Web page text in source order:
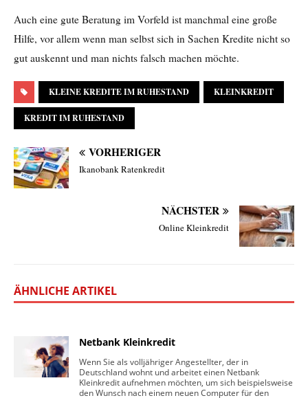
Auch eine gute Beratung im Vorfeld ist manchmal eine große
Hilfe, vor allem wenn man selbst sich in Sachen Kredite nicht so
gut auskennt und man nichts falsch machen möchte.
KLEINE KREDITE IM RUHESTAND KLEINKREDIT
KREDIT IM RUHESTAND
VORHERIGER
Ikanobank Ratenkredit
NÄCHSTER
Online Kleinkredit
ÄHNLICHE ARTIKEL
Netbank Kleinkredit
Wenn Sie als volljähriger Angestellter, der in
Deutschland wohnt und arbeitet einen Netbank
Kleinkredit aufnehmen möchten, um sich beispielsweise
den Wunsch nach einem neuen Computer für den